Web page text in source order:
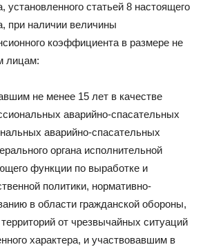
установленного статьей 8 настоящего
при наличии величины
коэффициента в размере не
лицам:
не менее 15 лет в качестве
аварийно-спасательных
аварийно-спасательных
органа исполнительной
функции по выработке и
политики, нормативно-
в области гражданской обороны,
от чрезвычайных ситуаций
характера, и участвовавшим в